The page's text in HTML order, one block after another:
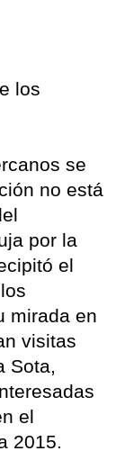
los
se
no está
por la
el
mirada en
visitas
Sota,
el
2015.